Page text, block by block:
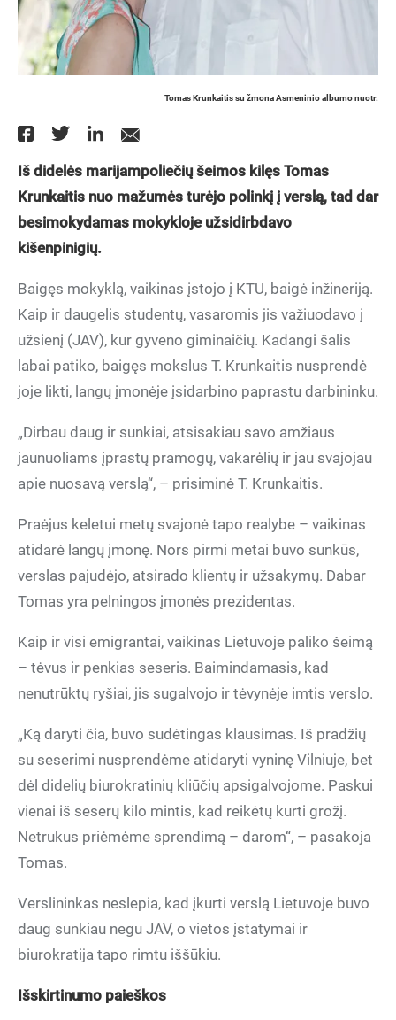
Tomas Krunkaitis su žmona Asmeninio albumo nuotr.
Iš didelės marijampoliečių šeimos kilęs Tomas
Krunkaitis nuo mažumės turėjo polinkį į verslą, tad dar
besimokydamas mokykloje užsidirbdavo
kišenpinigių.
Baigęs mokyklą, vaikinas įstojo į KTU, baigė inžineriją.
Kaip ir daugelis studentų, vasaromis jis važiuodavo į
užsienį (JAV), kur gyveno giminaičių. Kadangi šalis
labai patiko, baigęs mokslus T. Krunkaitis nusprendė
joje likti, langų įmonėje įsidarbino paprastu darbininku.
„Dirbau daug ir sunkiai, atsisakiau savo amžiaus
jaunuoliams įprastų pramogų, vakarėlių ir jau svajojau
apie nuosavą verslą“, – prisiminė T. Krunkaitis.
Praėjus keletui metų svajonė tapo realybe – vaikinas
atidarė langų įmonę. Nors pirmi metai buvo sunkūs,
verslas pajudėjo, atsirado klientų ir užsakymų. Dabar
Tomas yra pelningos įmonės prezidentas.
Kaip ir visi emigrantai, vaikinas Lietuvoje paliko šeimą
– tėvus ir penkias seseris. Baimindamasis, kad
nenutrūktų ryšiai, jis sugalvojo ir tėvynėje imtis verslo.
„Ką daryti čia, buvo sudėtingas klausimas. Iš pradžių
su seserimi nusprendėme atidaryti vyninę Vilniuje, bet
dėl didelių biurokratinių kliūčių apsigalvojome. Paskui
vienai iš seserų kilo mintis, kad reikėtų kurti grožį.
Netrukus priėmėme sprendimą – darom“, – pasakoja
Tomas.
Verslininkas neslepia, kad įkurti verslą Lietuvoje buvo
daug sunkiau negu JAV, o vietos įstatymai ir
biurokratija tapo rimtu iššūkiu.
Išskirtinumo paieškos